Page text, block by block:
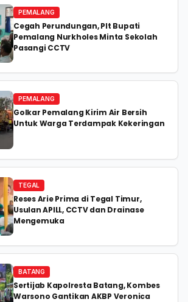
PEMALANG
Cegah Perundungan, Plt Bupati
Pemalang Nurkholes Minta Sekolah
Pasangi CCTV
PEMALANG
Golkar Pemalang Kirim Air Bersih
Untuk Warga Terdampak Kekeringan
TEGAL
Reses Arie Prima di Tegal Timur,
Usulan APILL, CCTV dan Drainase
Mengemuka
BATANG
Sertijab Kapolresta Batang, Kombes
Warsono Gantikan AKBP Veronica